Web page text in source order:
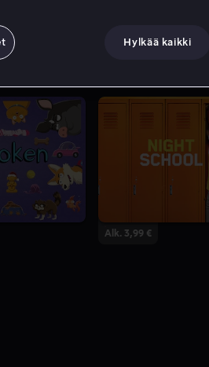
Alk. 3,99 €
Hylkää kaikki